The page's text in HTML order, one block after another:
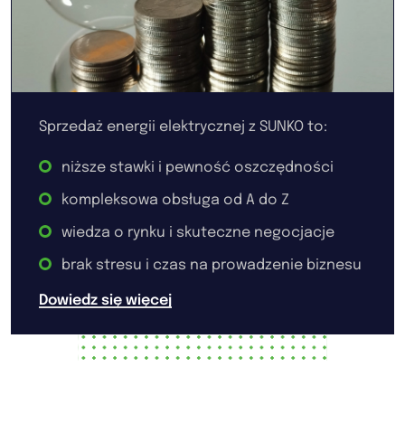
Sprzedaż energii elektrycznej z SUNKO to:
niższe stawki i pewność oszczędności
kompleksowa obsługa od A do Z
wiedza o rynku i skuteczne negocjacje
brak stresu i czas na prowadzenie biznesu
Dowiedz się więcej